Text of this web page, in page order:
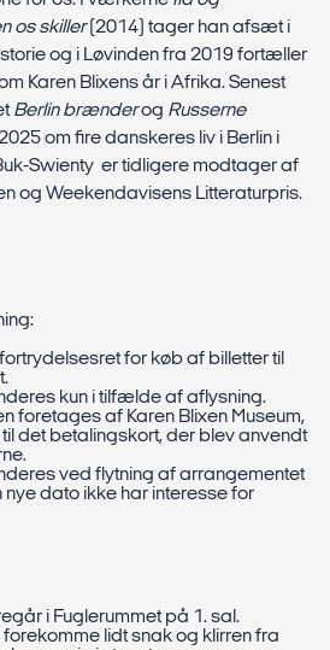
os skiller(2014) tager han afsæt i
og i Løvinden fra 2019 fortæller
Karen Blixens år i Afrika. Senest
Berlin brænderog Russerne
om fire danskeres liv i Berlin i
Swienty er tidligere modtager af
og Weekendavisens Litteraturpris.
for køb af billetter til
kun i tilfælde af aflysning.
foretages af Karen Blixen Museum,
det betalingskort, der blev anvendt
ved flytning af arrangementet
nye dato ikke har interesse for
i Fuglerummet på 1. sal.
lidt snak og klirren fra